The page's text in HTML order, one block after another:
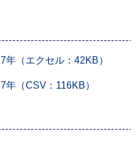
（エクセル：42KB）
（CSV：116KB）